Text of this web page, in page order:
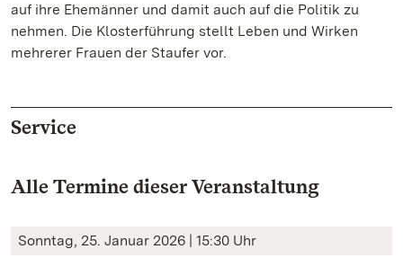
auf ihre Ehemänner und damit auch auf die Politik zu
nehmen. Die Klosterführung stellt Leben und Wirken
mehrerer Frauen der Staufer vor.
Service
Alle Termine dieser Veranstaltung
Sonntag, 25. Januar 2026 | 15:30 Uhr